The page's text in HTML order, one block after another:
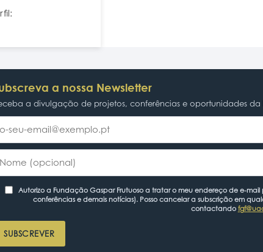
a nossa Newsletter
a divulgação de projetos, conferências e oportunidades da
Autorizo a Fundação Gaspar Frutuoso a tratar o meu endereço de e-
conferências e demais notícias). Posso cancelar a subscrição em
contactando
SUBSCREVER